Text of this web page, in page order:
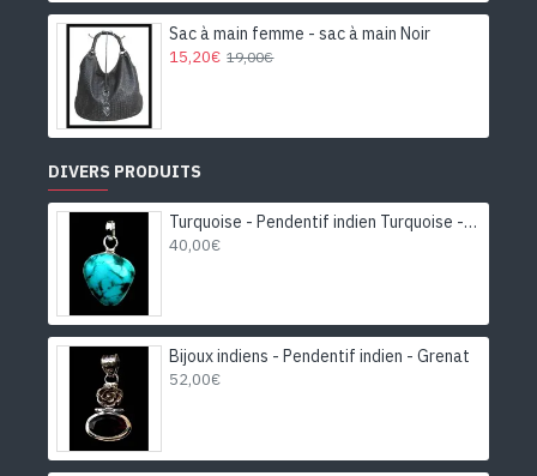
Sac à main femme - sac à main Noir
15,20€ 19,00€
DIVERS PRODUITS
Turquoise - Pendentif indien Turquoise - Bijoux Inde
40,00€
Bijoux indiens - Pendentif indien - Grenat
52,00€